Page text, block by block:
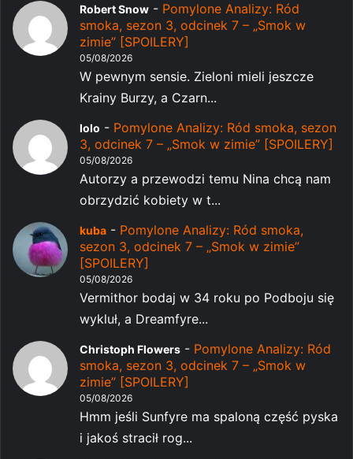
Robert Snow - Pomylone Analizy: Ród
smoka, sezon 3, odcinek 7 – „Smok w
zimie” [SPOILERY]
05/08/2026
W pewnym sensie. Zieloni mieli jeszcze
Krainy Burzy, a Czarn...
lolo - Pomylone Analizy: Ród smoka, sezon
3, odcinek 7 – „Smok w zimie” [SPOILERY]
05/08/2026
Autorzy a przewodzi temu Nina chcą nam
obrzydzić kobiety w t...
kuba - Pomylone Analizy: Ród smoka,
sezon 3, odcinek 7 – „Smok w zimie”
[SPOILERY]
05/08/2026
Vermithor bodaj w 34 roku po Podboju się
wykluł, a Dreamfyre...
Christoph Flowers - Pomylone Analizy: Ród
smoka, sezon 3, odcinek 7 – „Smok w
zimie” [SPOILERY]
05/08/2026
Hmm jeśli Sunfyre ma spaloną część pyska
i jakoś stracił rog...